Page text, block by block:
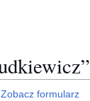
Zobacz formularz